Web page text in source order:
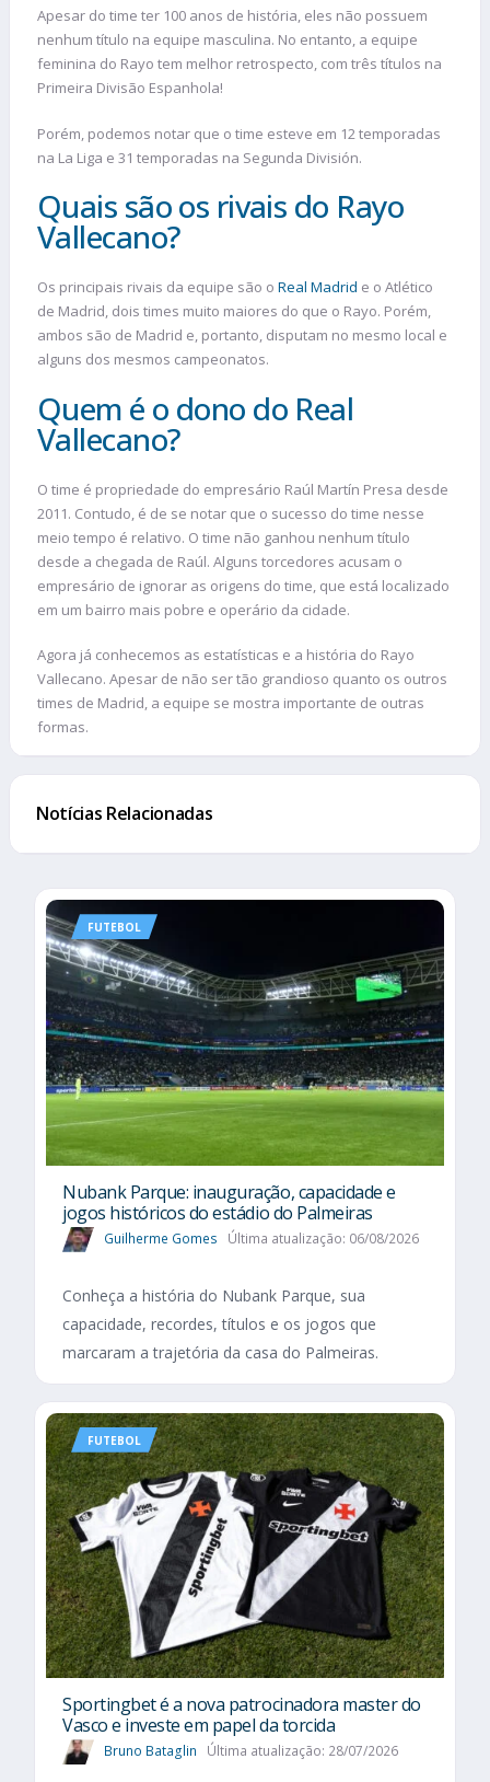
Apesar do time ter 100 anos de história, eles não possuem
nenhum título na equipe masculina. No entanto, a equipe
feminina do Rayo tem melhor retrospecto, com três títulos na
Primeira Divisão Espanhola!
Porém, podemos notar que o time esteve em 12 temporadas
na La Liga e 31 temporadas na Segunda División.
Quais são os rivais do Rayo
Vallecano?
Os principais rivais da equipe são o Real Madrid e o Atlético
de Madrid, dois times muito maiores do que o Rayo. Porém,
ambos são de Madrid e, portanto, disputam no mesmo local e
alguns dos mesmos campeonatos.
Quem é o dono do Real
Vallecano?
O time é propriedade do empresário Raúl Martín Presa desde
2011. Contudo, é de se notar que o sucesso do time nesse
meio tempo é relativo. O time não ganhou nenhum título
desde a chegada de Raúl. Alguns torcedores acusam o
empresário de ignorar as origens do time, que está localizado
em um bairro mais pobre e operário da cidade.
Agora já conhecemos as estatísticas e a história do Rayo
Vallecano. Apesar de não ser tão grandioso quanto os outros
times de Madrid, a equipe se mostra importante de outras
formas.
Notícias Relacionadas
FUTEBOL
Nubank Parque: inauguração, capacidade e
jogos históricos do estádio do Palmeiras
Guilherme Gomes Última atualização: 06/08/2026
Conheça a história do Nubank Parque, sua
capacidade, recordes, títulos e os jogos que
marcaram a trajetória da casa do Palmeiras.
FUTEBOL
Sportingbet é a nova patrocinadora master do
Vasco e investe em papel da torcida
Bruno Bataglin Última atualização: 28/07/2026